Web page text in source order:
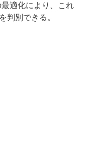
適化により、これ
判別できる。